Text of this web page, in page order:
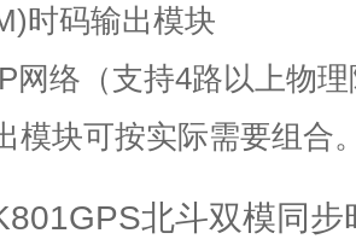
时码输出模块
网络（支持4路以上物
模块可按实际需要组合